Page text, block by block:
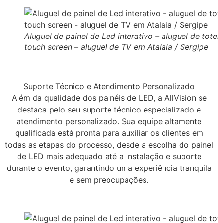
Aluguel de painel de Led interativo – aluguel de
touch screen – aluguel de TV em Atalaia / Sergipe
Suporte Técnico e Atendimento Personalizado
Além da qualidade dos painéis de LED, a AllVision se
destaca pelo seu suporte técnico especializado e
atendimento personalizado. Sua equipe altamente
qualificada está pronta para auxiliar os clientes em
todas as etapas do processo, desde a escolha do painel
de LED mais adequado até a instalação e suporte
durante o evento, garantindo uma experiência tranquila
e sem preocupações.